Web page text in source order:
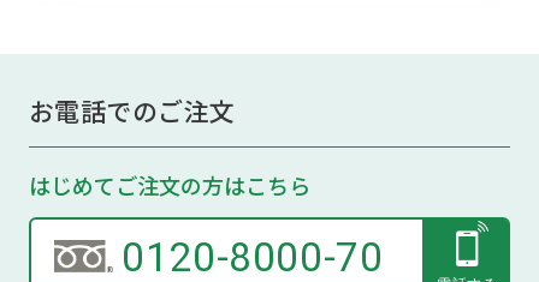
お電話でのご注文
はじめてご注文の方はこちら
0120-8000-70